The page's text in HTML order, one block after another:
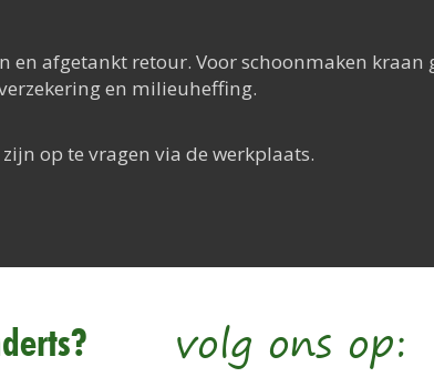
en afgetankt retour. Voor schoonmaken
en milieuheffing.
op te vragen via de werkplaats.
volg ons op: